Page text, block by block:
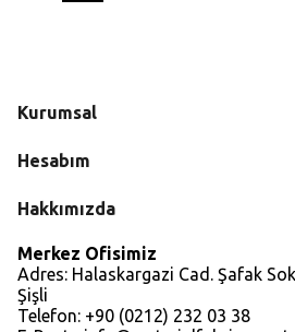
Kurumsal
Hesabım
Hakkımızda
Merkez Ofisimiz
Adres: Halaskargazi Cad. Şafak
Şişli
Telefon: +90 (0212) 232 03 38